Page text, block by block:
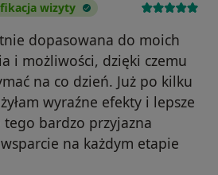
wizyty
dopasowana do moich
i możliwości, dzięki czemu
na co dzień. Już po kilku
wyraźne efekty i lepsze
tego bardzo przyjazna
na każdym etapie